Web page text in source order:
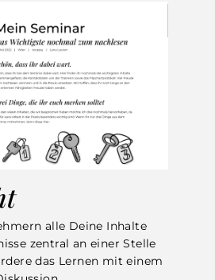
alle Deine Inhalte
zentral an einer Stelle
das Lernen mit einem